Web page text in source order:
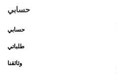
حسابي
حسابي
طلباتي
وثائقنا